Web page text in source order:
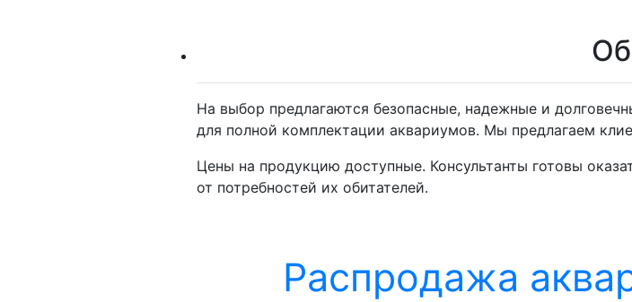
На выбор предлагаются безопасные, надежные и
для полной комплектации аквариумов. Мы предлагаем
Цены на продукцию доступные. Консультанты готовы
от потребностей их обитателей.
Распродажа